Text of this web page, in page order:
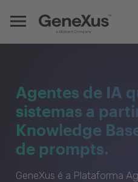
Agentes de IA
sistemas a
Knowledge
de prompts.
GeneXus é a Plataforma